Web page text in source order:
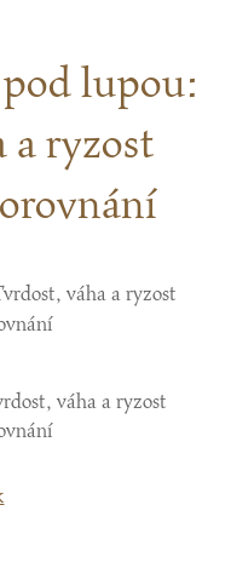
lupou:
a ryzost
váha a ryzost